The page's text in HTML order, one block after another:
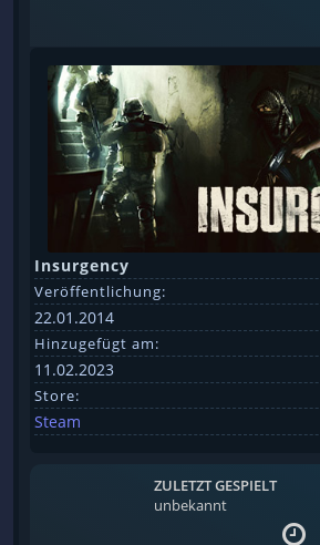
Insurgency
Veröffentlichung:
22.01.2014
Hinzugefügt am:
11.02.2023
Store:
Steam
ZULETZT GESPIELT
unbekannt